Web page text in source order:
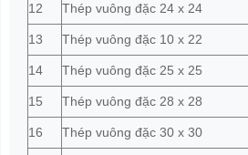
12 Thép vuông đặc 24 x 24
13 Thép vuông đặc 10 x 22
14 Thép vuông đặc 25 x 25
15 Thép vuông đặc 28 x 28
16 Thép vuông đặc 30 x 30